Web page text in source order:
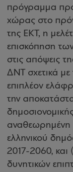
πρόγραμμα
χώρας στο
της ΕΚΤ, η
επισκόπηση
στις απόψεις
ΔΝΤ σχετικά με
επιπλέον
την
αναθεωρημένη
ελληνικού
2017-2060,
δυνητικών